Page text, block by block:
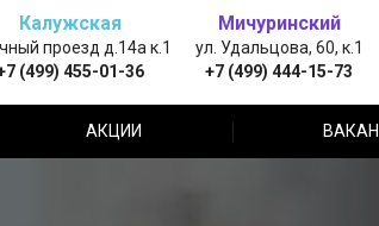
Калужская
проезд д.14а к.1
(499) 455-01-36
Мичуринский
ул. Удальцова, 60, к.1
+7 (499) 444-15-73
АКЦИИ